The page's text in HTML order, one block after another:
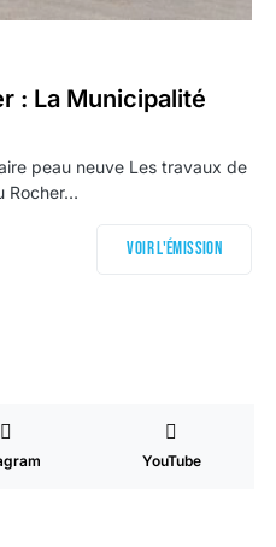
: La Municipalité
peau neuve Les travaux de
Rocher…
Voir l'émission
YouTube